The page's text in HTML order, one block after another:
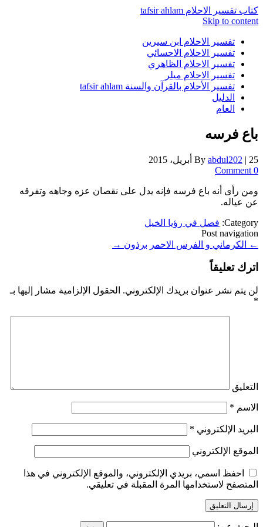
كتاب تفسير الاحلام tafsir ahlam
Skip to content
تفسير الاحلام ابن سيرين
تفسير الاحلام الاحسائي
تفسير الاحلام الظاهري
تفسير الاحلام ميلر
تفسير الأحلام بالقرآن والسنة tafsir ahlam
الدليل
العام
باع فرسه
By abdul202 | 25 أبريل، 2015
0 Comment
ومن رأى أنه باع فرسه فإنه يدل على نقصان عزه وجاهه وتفرقه
عن عياله.
Category: فصل في رؤيا الخيل
Post navigation
←
الكرماني و الفرس الاحمر برذون →
اترك تعليقاً
لن يتم نشر عنوان بريدك الإلكتروني. الحقول الإلزامية مشار إليها بـ
*
التعليق
الاسم *
البريد الإلكتروني *
الموقع الإلكتروني
احفظ اسمي، بريدي الإلكتروني، والموقع الإلكتروني في هذا
المتصفح لاستخدامها المرة المقبلة في تعليقي.